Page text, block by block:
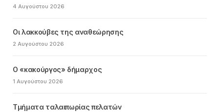
4 Αυγούστου 2026
Οι λακκούβες της αναθεώρησης
2 Αυγούστου 2026
Ο «κακούργος» δήμαρχος
1 Αυγούστου 2026
Τμήματα ταλαιπωρίας πελατών